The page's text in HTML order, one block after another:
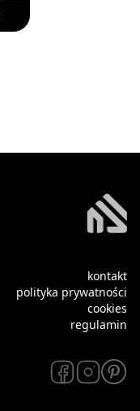
kontakt
polityka prywatności
cookies
regulamin